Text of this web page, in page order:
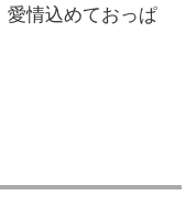
愛情込めておっぱ